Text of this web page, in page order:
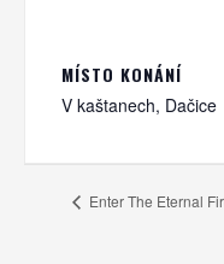
MÍSTO KONÁNÍ
V kaštanech, Dačice
Enter The Eternal